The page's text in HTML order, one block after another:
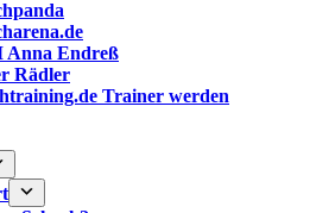
Anna Endreß
Rädler
Trainer werden